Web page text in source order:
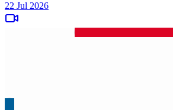
22 Jul 2026